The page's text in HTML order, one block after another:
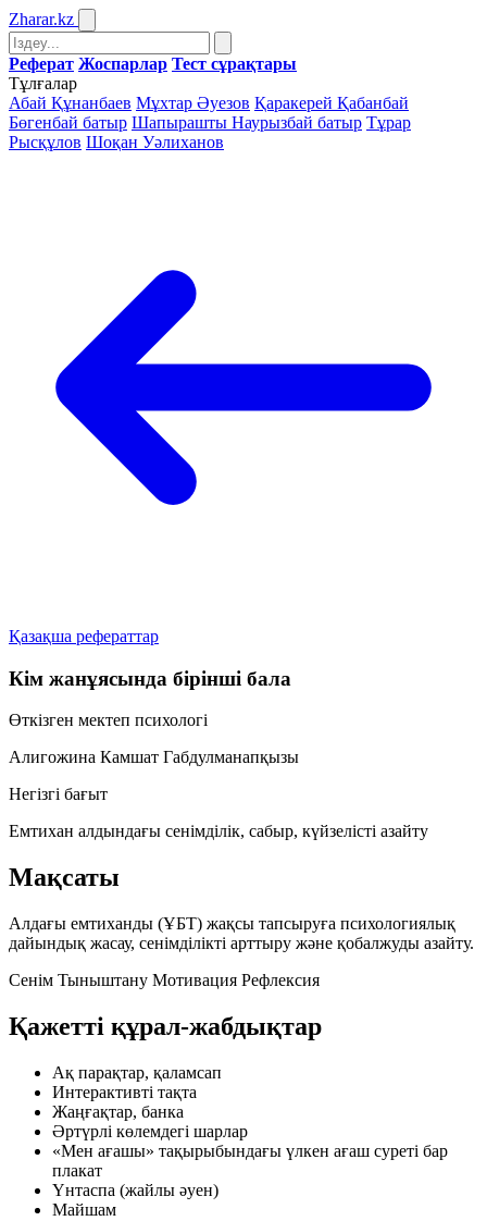
Zharar.kz
Реферат Жоспарлар Тест сұрақтары
Тұлғалар
Абай Құнанбаев Мұхтар Әуезов Қаракерей Қабанбай
Бөгенбай батыр Шапырашты Наурызбай батыр Тұрар
Рысқұлов Шоқан Уәлиханов
Қазақша рефераттар
Кім жанұясында бірінші бала
Өткізген мектеп психологі
Алигожина Камшат Габдулманапқызы
Негізгі бағыт
Емтихан алдындағы сенімділік, сабыр, күйзелісті азайту
Мақсаты
Алдағы емтиханды (ҰБТ) жақсы тапсыруға психологиялық
дайындық жасау, сенімділікті арттыру және қобалжуды азайту.
Сенім Тыныштану Мотивация Рефлексия
Қажетті құрал-жабдықтар
Ақ парақтар, қаламсап
Интерактивті тақта
Жаңғақтар, банка
Әртүрлі көлемдегі шарлар
«Мен ағашы» тақырыбындағы үлкен ағаш суреті бар
плакат
Үнтаспа (жайлы әуен)
Майшам